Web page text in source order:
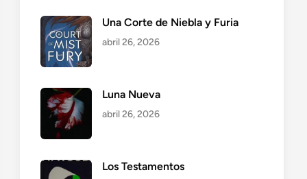
Una Corte de Niebla y Furia
abril 26, 2026
Luna Nueva
abril 26, 2026
Los Testamentos